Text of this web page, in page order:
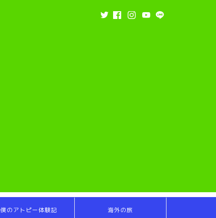
僕のアトピー体験記 海外の旅